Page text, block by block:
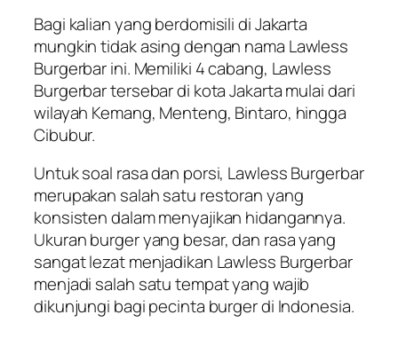
Bagi kalian yang berdomisili di Jakarta
mungkin tidak asing dengan nama Lawless
Burgerbar ini. Memiliki 4 cabang, Lawless
Burgerbar tersebar di kota Jakarta mulai dari
wilayah Kemang, Menteng, Bintaro, hingga
Cibubur.
Untuk soal rasa dan porsi, Lawless Burgerbar
merupakan salah satu restoran yang
konsisten dalam menyajikan hidangannya.
Ukuran burger yang besar, dan rasa yang
sangat lezat menjadikan Lawless Burgerbar
menjadi salah satu tempat yang wajib
dikunjungi bagi pecinta burger di Indonesia.